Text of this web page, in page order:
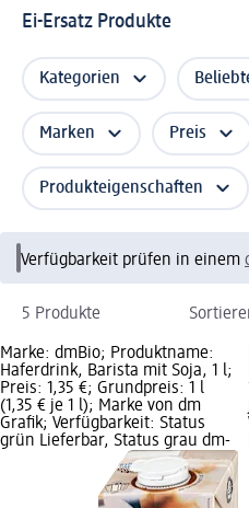
Ei-Ersatz Produkte
Kategorien
Marken Preis
Produkteigenschaften
Verfügbarkeit prüfen in einem
5 Produkte
Marke: dmBio; Produktname:
Haferdrink, Barista mit Soja, 1 l;
Preis: 1,35 €; Grundpreis: 1 l
(1,35 € je 1 l); Marke von dm
Grafik; Verfügbarkeit: Status
grün Lieferbar, Status grau dm-